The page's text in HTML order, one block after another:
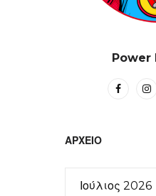
Power
ΑΡΧΕΊΟ
Ιούλιος 2026